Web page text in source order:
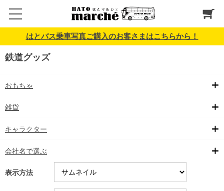
はとバス乗車写真ご購入のお客さまはこちらから！
鉄道グッズ
おもちゃ
雑貨
キャラクター
会社名で選ぶ
表示方法